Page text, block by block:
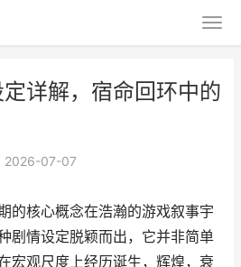
详解，宿命回环中的
2026-07-07
的核心概念在浩瀚的游戏叙事宇
剧情设定脱颖而出，它并非简单
宏观尺度上经历诞生，辉煌，衰